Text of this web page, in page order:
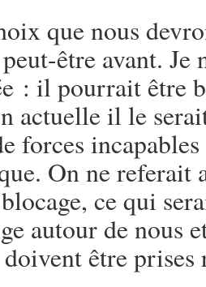
que nous
être avant. Je
: il pourrait être
actuelle il le
forces
On ne referait
ce qui
autour de nous
être prises